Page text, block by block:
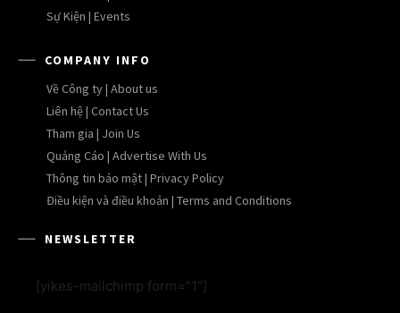
Sự Kiện | Events
COMPANY INFO
Về Công ty | About us
Liên hệ | Contact Us
Tham gia | Join Us
Quảng Cáo | Advertise With Us
Thông tin bảo mật | Privacy Policy
Điều kiện và điều khoản | Terms and Conditions
NEWSLETTER
[yikes-mailchimp form="1"]